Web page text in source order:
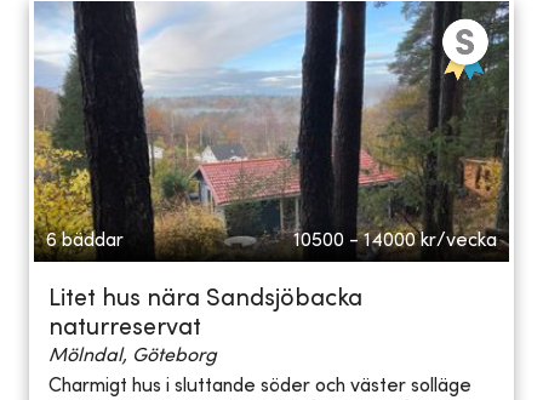
6 bäddar 10500 - 14000 kr/vecka
Litet hus nära Sandsjöbacka
naturreservat
Mölndal, Göteborg
Charmigt hus i sluttande söder och väster solläge